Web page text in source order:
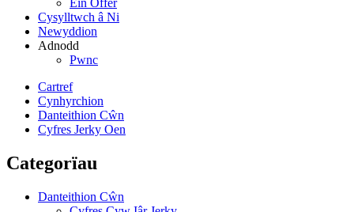
Ein Offer
Cysylltwch â Ni
Newyddion
Adnodd
Pwnc
Cartref
Cynhyrchion
Danteithion Cŵn
Cyfres Jerky Oen
Categorïau
Danteithion Cŵn